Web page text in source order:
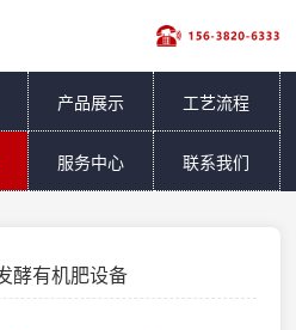
产品展示 工艺流程
服务中心 联系我们
酵有机肥设备